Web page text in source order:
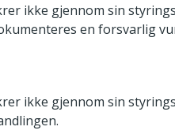
ikke gjennom sin
en forsvarlig
ikke gjennom sin